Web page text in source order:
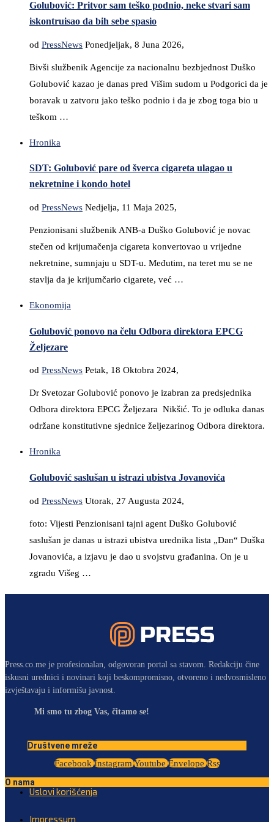
Golubović: Pritvor sam teško podnio, neke stvari sam
iskontruisao da bih sebe spasio
od PressNews Ponedjeljak, 8 Juna 2026,
Bivši službenik Agencije za nacionalnu bezbjednost Duško
Golubović kazao je danas pred Višim sudom u Podgorici da je
boravak u zatvoru jako teško podnio i da je zbog toga bio u
teškom …
Hronika
SDT: Golubović pare od šverca cigareta ulagao u
nekretnine i kondo hotel
od PressNews Nedjelja, 11 Maja 2025,
Penzionisani službenik ANB-a Duško Golubović je novac
stečen od krijumačenja cigareta konvertovao u vrijedne
nekretnine, sumnjaju u SDT-u. Međutim, na teret mu se ne
stavlja da je krijumčario cigarete, već …
Ekonomija
Golubović ponovo na čelu Odbora direktora EPCG
Željezare
od PressNews Petak, 18 Oktobra 2024,
Dr Svetozar Golubović ponovo je izabran za predsjednika
Odbora direktora EPCG Željezara Nikšić. To je odluka danas
održane konstitutivne sjednice željezarinog Odbora direktora.
Hronika
Golubović saslušan u istrazi ubistva Jovanovića
od PressNews Utorak, 27 Augusta 2024,
foto: Vijesti Penzionisani tajni agent Duško Golubović
saslušan je danas u istrazi ubistva urednika lista „Dan“ Duška
Jovanovića, a izjavu je dao u svojstvu građanina. On je u
zgradu Višeg …
Press.co.me je profesionalan, odgovoran portal sa stavom. Redakciju čine
iskusni urednici i novinari koji beskompromisno, otvoreno i nedvosmisleno
izvještavaju i informišu javnost.
Mi smo tu zbog Vas, čitamo se!
Društvene mreže
Facebook Instagram Youtube Envelope Rss
O nama
Uslovi korišćenja
Impressum